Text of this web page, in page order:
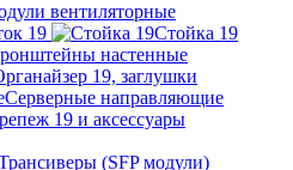
вентиляторные
19
Стойка 19
настенные
19, заглушки
Серверные направляющие
19 и аксессуары
(SFP модули)